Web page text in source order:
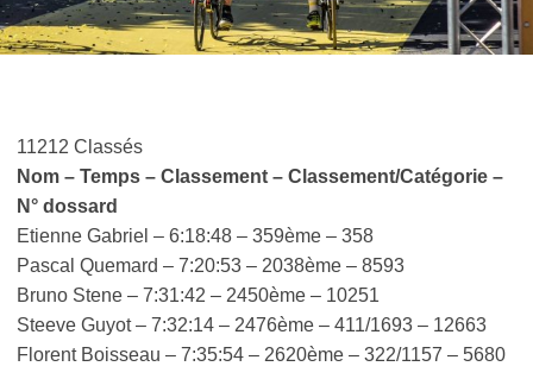
11212 Classés
Nom – Temps – Classement – Classement/Catégorie –
N° dossard
Etienne Gabriel – 6:18:48 – 359ème – 358
Pascal Quemard – 7:20:53 – 2038ème – 8593
Bruno Stene – 7:31:42 – 2450ème – 10251
Steeve Guyot – 7:32:14 – 2476ème – 411/1693 – 12663
Florent Boisseau – 7:35:54 – 2620ème – 322/1157 – 5680